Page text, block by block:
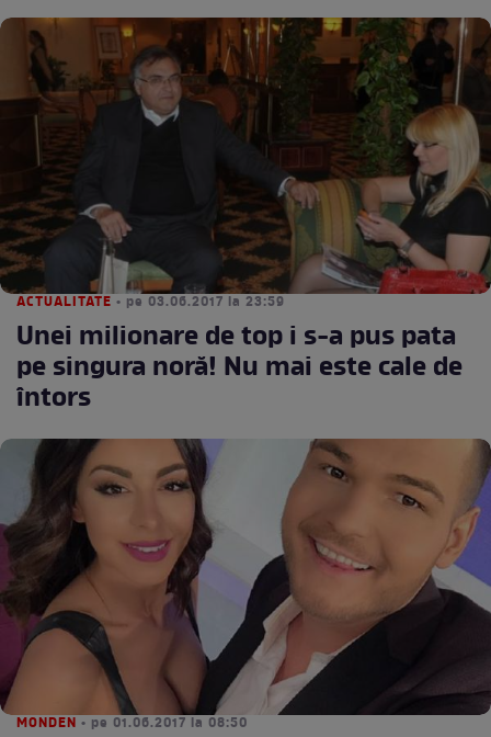
ACTUALITATE • pe 03.06.2017 la 23:59
Unei milionare de top i s-a pus pata
pe singura noră! Nu mai este cale de
întors
MONDEN • pe 01.06.2017 la 08:50